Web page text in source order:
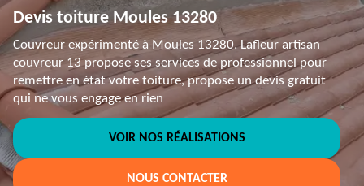
Devis toiture Moules 13280
Couvreur expérimenté à Moules 13280, Lafleur artisan
couvreur 13 propose ses services de professionnel pour
remettre en état votre toiture, propose un devis gratuit
qui ne vous engage en rien
VOIR NOS RÉALISATIONS
NOUS CONTACTER